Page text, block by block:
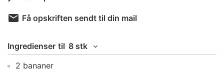
Få opskriften sendt til din mail
Ingredienser til 8 stk
2 bananer